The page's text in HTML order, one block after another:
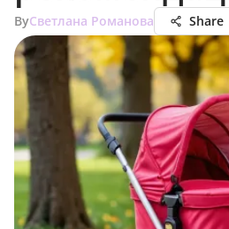
ByСветлана Романова Share